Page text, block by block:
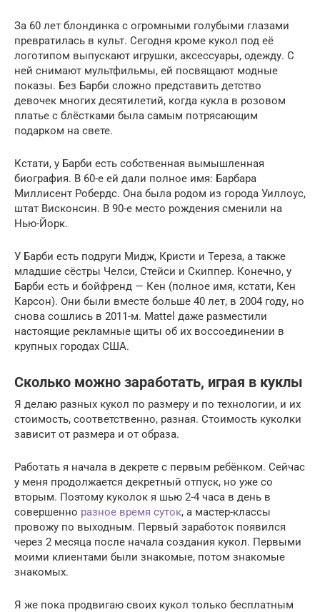
За 60 лет блондинка с огромными голубыми глазами
превратилась в культ. Сегодня кроме кукол под её
логотипом выпускают игрушки, аксессуары, одежду. С
ней снимают мультфильмы, ей посвящают модные
показы. Без Барби сложно представить детство
девочек многих десятилетий, когда кукла в розовом
платье с блёстками была самым потрясающим
подарком на свете.
Кстати, у Барби есть собственная вымышленная
биография. В 60-е ей дали полное имя: Барбара
Миллисент Робердс. Она была родом из города Уиллоус,
штат Висконсин. В 90-е место рождения сменили на
Нью-Йорк.
У Барби есть подруги Мидж, Кристи и Тереза, а также
младшие сёстры Челси, Стейси и Скиппер. Конечно, у
Барби есть и бойфренд — Кен (полное имя, кстати, Кен
Карсон). Они были вместе больше 40 лет, в 2004 году, но
снова сошлись в 2011-м. Mattel даже разместили
настоящие рекламные щиты об их воссоединении в
крупных городах США.
Сколько можно заработать, играя в куклы
Я делаю разных кукол по размеру и по технологии, и их
стоимость, соответственно, разная. Стоимость куколки
зависит от размера и от образа.
Работать я начала в декрете с первым ребёнком. Сейчас
у меня продолжается декретный отпуск, но уже со
вторым. Поэтому куколок я шью 2-4 часа в день в
совершенно разное время суток, а мастер-классы
провожу по выходным. Первый заработок появился
через 2 месяца после начала создания кукол. Первыми
моими клиентами были знакомые, потом знакомые
знакомых.
Я же пока продвигаю своих кукол только бесплатным